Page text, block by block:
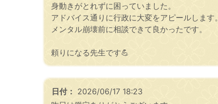
身動きがとれずに困っていました。
アドバイス通りに行政に大変をアピールします
メンタル崩壊前に相談できて良かったです。
頼りになる先生です💪
日付： 2026/06/17 18:23